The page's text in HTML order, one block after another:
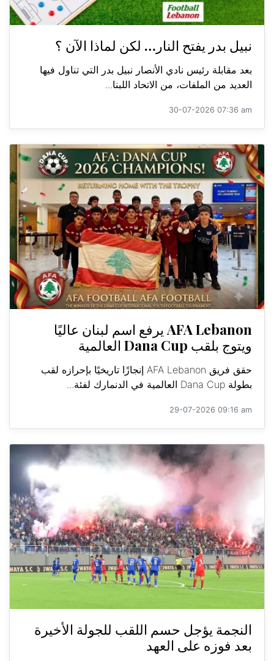
نبيل بدر يفتح النار… لكن لماذا الآن ؟
بعد مقابلة رئيس نادي الأنصار نبيل بدر التي تناول فيها
العديد من الملفات، من الاتحاد اللبنا...
30-07-2026 07:36 am
AFA Lebanon يرفع اسم لبنان عاليًا
ويتوج بلقب Dana Cup العالمية
حقق فريق AFA Lebanon إنجازًا تاريخيًا بإحرازه لقب
بطولة Dana Cup العالمية في الدنمارك لفئة...
29-07-2026 09:16 am
النجمة يؤجل حسم اللقب للجولة الأخيرة
بعد فوزه على العهد